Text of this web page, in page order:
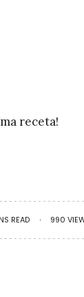
receta!
READ 990